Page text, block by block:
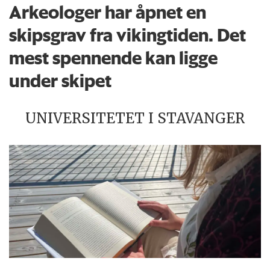
Arkeologer har åpnet en
skipsgrav fra vikingtiden. Det
mest spennende kan ligge
under skipet
UNIVERSITETET I STAVANGER